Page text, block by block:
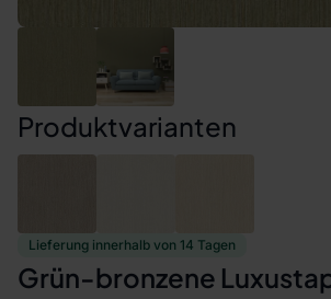
Lieferung innerhalb von 14 Tagen
Grün-bronzene
Produktvarianten